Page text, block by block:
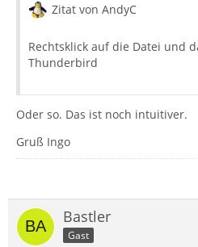
Zitat von AndyC
Rechtsklick auf die Datei und
Thunderbird
Oder so. Das ist noch intuitiver.
Gruß Ingo
Bastler
Gast